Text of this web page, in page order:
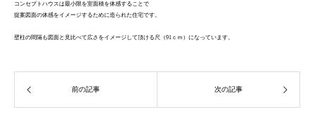
コンセプトハウスは最小限を室面積を体感することで
提案図面の体感をイメージするために造られた住宅です。
壁柱の間隔も図面と見比べて広さをイメージして頂ける尺（91ｃｍ）になっています。
前の記事 次の記事